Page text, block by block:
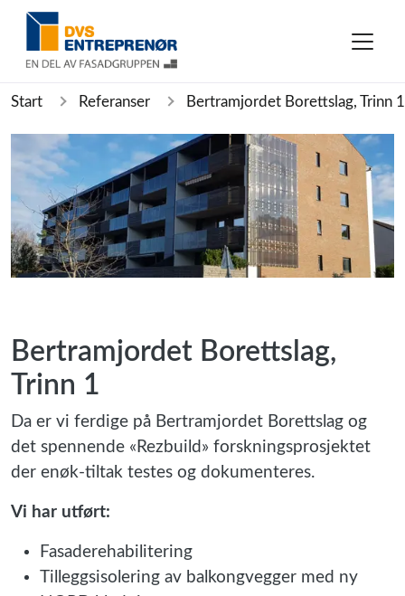
Start Referanser Bertramjordet Borettslag, Trinn 1
Bertramjordet Borettslag,
Trinn 1
Da er vi ferdige på Bertramjordet Borettslag og
det spennende «Rezbuild» forskningsprosjektet
der enøk-tiltak testes og dokumenteres.
Vi har utført:
Fasaderehabilitering
Tilleggsisolering av balkongvegger med ny